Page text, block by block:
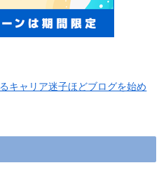
キャリア迷子ほどブログを始め